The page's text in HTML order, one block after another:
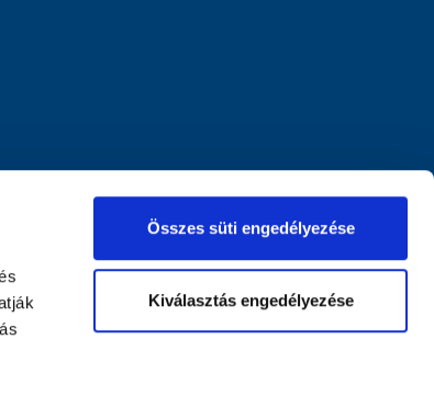
Összes süti engedélyezése
Kiválasztás engedélyezése